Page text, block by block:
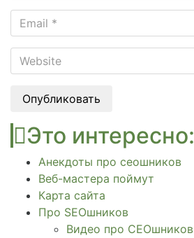
Опубликовать
Это интересно:
Анекдоты про сеошников
Веб-мастера поймут
Карта сайта
Про SEOшников
Видео про СЕОшников